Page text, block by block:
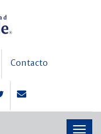
Contacto